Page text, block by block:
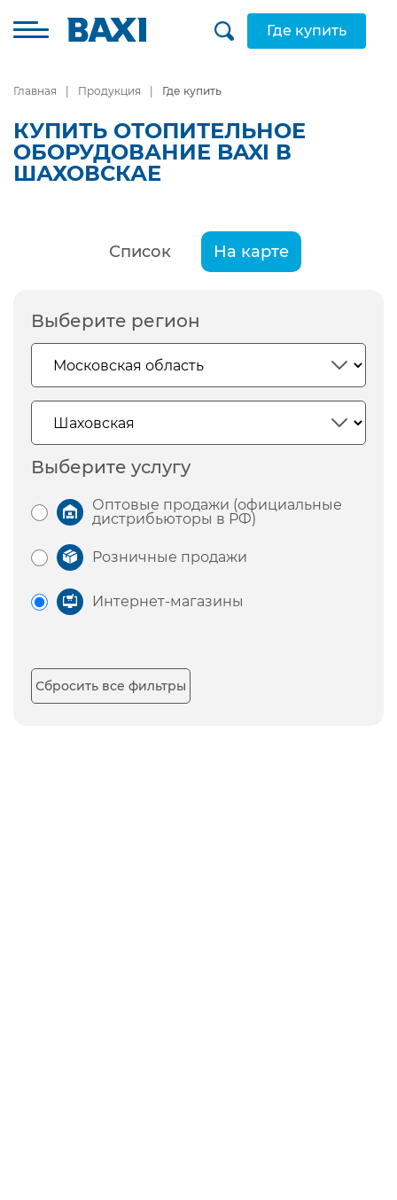
Где купить
Главная Продукция Где купить
КУПИТЬ ОТОПИТЕЛЬНОЕ
ОБОРУДОВАНИЕ BAXI В
ШАХОВСКАЕ
Список На карте
Выберите регион
Выберите услугу
Оптовые продажи (официальные
дистрибьюторы в РФ)
Розничные продажи
Интернет-магазины
Сбросить все фильтры